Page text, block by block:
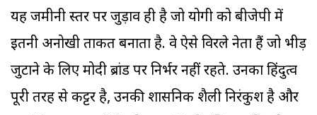
यह जमीनी स्तर पर जुड़ाव ही है जो योगी को बीजेपी में
इतनी अनोखी ताकत बनाता है. वे ऐसे विरले नेता हैं जो भीड़
जुटाने के लिए मोदी ब्रांड पर निर्भर नहीं रहते. उनका हिंदुत्व
पूरी तरह से कट्टर है, उनकी प्रशासनिक शैली निरंकुश है और